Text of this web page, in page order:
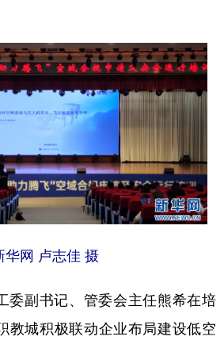
网 卢志佳 摄
副书记、管委会主任熊希在培
教城积极联动企业布局建设低空